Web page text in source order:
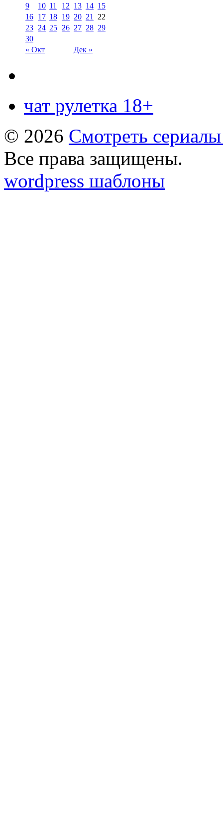
« Окт Дек »
9
10 11 12 13 14 15
16 17 18 19 20 21
22
23 24 25 26 27 28 29
30
чат рулетка 18+
© 2026 Смотреть
Все права защищены.
wordpress шаблоны